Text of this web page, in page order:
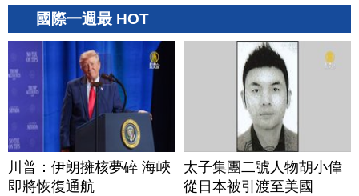
國際一週最 HOT
川普：伊朗擁核夢碎 海峽
即將恢復通航
太子集團二號人物胡小偉
從日本被引渡至美國